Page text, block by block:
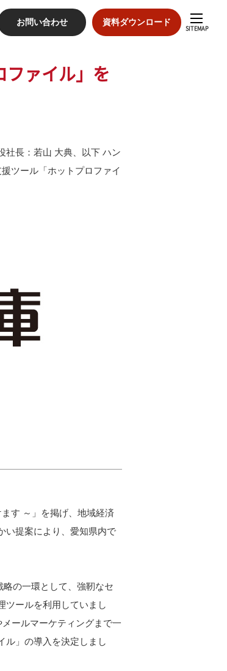
お問い合わせ 資料ダウンロード
SITEMAP
ム
ファイル」を
社長：若山 大典、以下 ハン
ツール「ホットプロファイ
す ～」を掲げ、地域経済
い提案により、愛知県内で
の一環として、強靭なセ
ツールを利用していまし
ールマーケティングまで一
ル」の導入を決定しまし